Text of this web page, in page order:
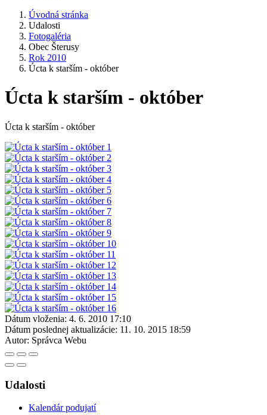
Úvodná stránka
Udalosti
Fotogaléria
Obec Šterusy
Rok 2010
Úcta k starším - október
Úcta k starším - október
Úcta k starším - október
Dátum vloženia: 4. 6. 2010 17:10
Dátum poslednej aktualizácie: 11. 10. 2015 18:59
Autor: Správca Webu
Udalosti
Kalendár podujatí